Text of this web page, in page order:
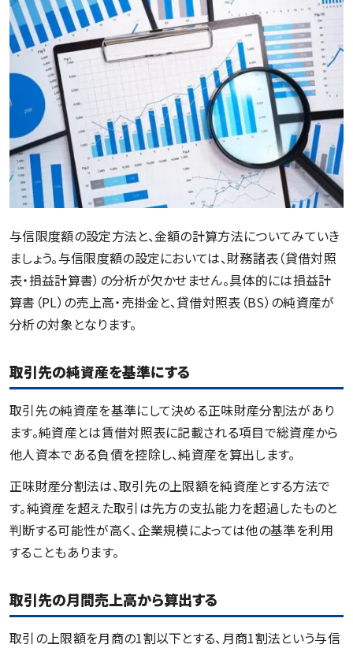
与信限度額の設定方法と、金額の計算方法についてみていき
ましょう。与信限度額の設定においては、財務諸表（貸借対照
表・損益計算書）の分析が欠かせません。具体的には損益計
算書（PL）の売上高・売掛金と、貸借対照表（BS）の純資産が
分析の対象となります。
取引先の純資産を基準にする
取引先の純資産を基準にして決める正味財産分割法があり
ます。純資産とは賃借対照表に記載される項目で総資産から
他人資本である負債を控除し、純資産を算出します。
正味財産分割法は、取引先の上限額を純資産とする方法で
す。純資産を超えた取引は先方の支払能力を超過したものと
判断する可能性が高く、企業規模によっては他の基準を利用
することもあります。
取引先の月間売上高から算出する
取引の上限額を月商の1割以下とする、月商1割法という与信